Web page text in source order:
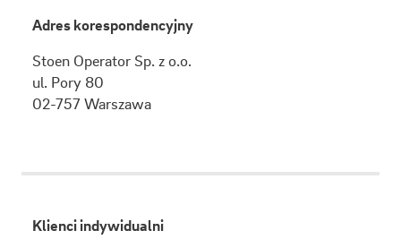
Adres korespondencyjny
Stoen Operator Sp. z o.o.
ul. Pory 80
02-757 Warszawa
Klienci indywidualni